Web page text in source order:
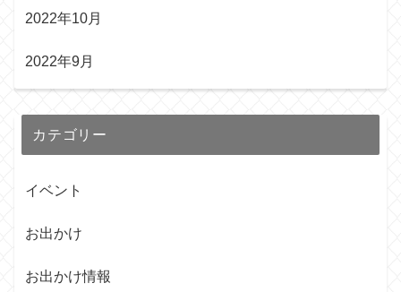
2022年10月
2022年9月
カテゴリー
イベント
お出かけ
お出かけ情報